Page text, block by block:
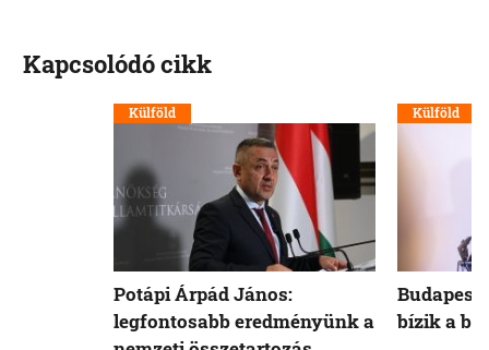
Kapcsolódó cikk
Külföld
Potápi Árpád János:
legfontosabb eredményünk a
Külföld
Budapest
bízik a